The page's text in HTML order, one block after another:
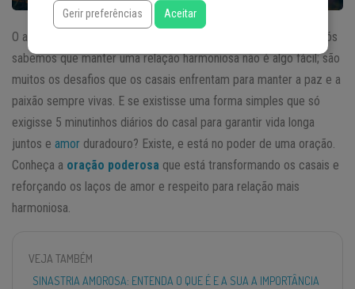
O amor de um
é algo divino e abençoado por Deus. Mas nós
sabemos que manter uma relação harmoniosa não é algo fácil; são
muitos os desafios que os casais enfrentam para manter a paz e a
paixão sempre vivas. E se existisse uma forma simples que só
exigisse 5 minutinhos diários do casal para garantir vida longa
juntos e amor duradouro? Existe, e está no poder de uma oração.
Conheça a oração poderosa que está transformando os casais e
reforçando os laços de amor e respeito para relação mais
harmoniosa.
VEJA TAMBÉM
SINASTRIA AMOROSA: ENTENDA O QUE É E A SUA A IMPORTÂNCIA
Gerir preferências Aceitar